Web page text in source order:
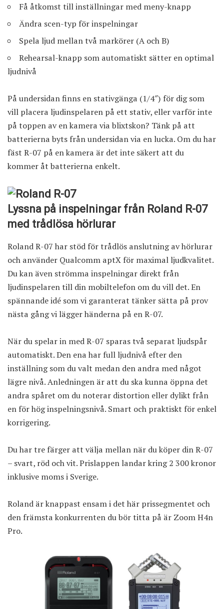
Få åtkomst till inställningar med meny-knapp
Ändra scen-typ för inspelningar
Spela ljud mellan två markörer (A och B)
Rehearsal-knapp som automatiskt sätter en optimal
ljudnivå
På undersidan finns en stativgänga (1/4″) för dig som
vill placera ljudinspelaren på ett stativ, eller varför inte
på toppen av en kamera via blixtskon? Tänk på att
batterierna byts från undersidan via en lucka. Om du har
fäst R-07 på en kamera är det inte säkert att du
kommer åt batterierna enkelt.
Lyssna på inspelningar från Roland R-07
med trådlösa hörlurar
Roland R-07 har stöd för trådlös anslutning av hörlurar
och använder Qualcomm aptX för maximal ljudkvalitet.
Du kan även strömma inspelningar direkt från
ljudinspelaren till din mobiltelefon om du vill det. En
spännande idé som vi garanterat tänker sätta på prov
nästa gång vi lägger händerna på en R-07.
När du spelar in med R-07 sparas två separat ljudspår
automatiskt. Den ena har full ljudnivå efter den
inställning som du valt medan den andra med något
lägre nivå. Anledningen är att du ska kunna öppna det
andra spåret om du noterar distortion eller dylikt från
en för hög inspelningsnivå. Smart och praktiskt för enkel
korrigering.
Du har tre färger att välja mellan när du köper din R-07
– svart, röd och vit. Prislappen landar kring 2 300 kronor
inklusive moms i Sverige.
Roland är knappast ensam i det här prissegmentet och
den främsta konkurrenten du bör titta på är Zoom H4n
Pro.